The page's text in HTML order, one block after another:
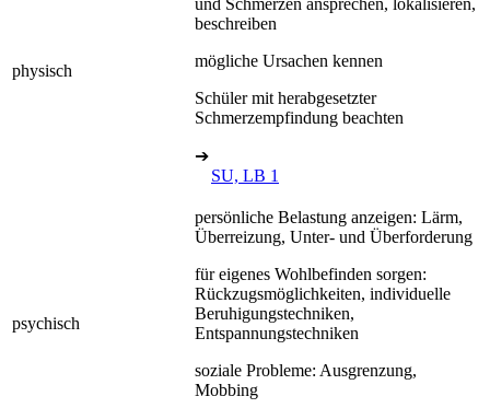
physisch
beschreiben
mögliche Ursachen kennen
Schüler mit herabgesetzter
Schmerzempfindung beachten
➔
SU, LB 1
psychisch
persönliche Belastung anzeigen: Lärm,
Überreizung, Unter- und Überforderung
für eigenes Wohlbefinden sorgen:
Rückzugsmöglichkeiten, individuelle
Beruhigungstechniken,
Entspannungstechniken
soziale Probleme: Ausgrenzung,
Mobbing